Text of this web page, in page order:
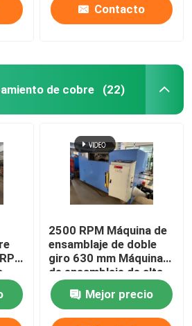
Contacto
de cobre (22)
2500 RPM Máquina de
ensamblaje de doble
giro 630 mm Máquina
de ensamblaje de alta
velocidad
Mejor precio